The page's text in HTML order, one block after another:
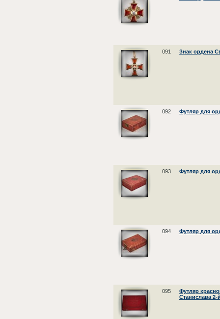
091 Знак ордена
092 Футляр для
093 Футляр для
094 Футляр для
095
Футляр
Станислава 2-